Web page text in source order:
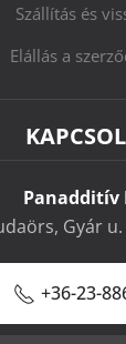
Szállítás és
Elállás a
Panadditív
Gyár
+36-23-